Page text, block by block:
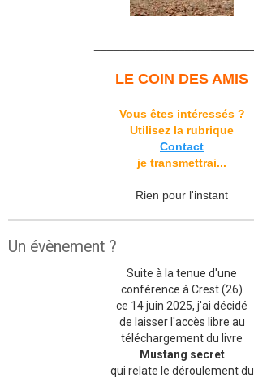
LE COIN DES AMIS
Vous êtes intéressés ?
Utilisez la rubrique
Contact
je transmettrai...
Rien pour l'instant
Un évènement ?
Suite à la tenue d'une
conférence à Crest (26)
ce 14 juin 2025, j'ai décidé
de laisser l'accès libre au
téléchargement du livre
Mustang secret
qui relate le déroulement du